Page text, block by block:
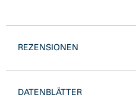
REZENSIONEN
DATENBLÄTTER